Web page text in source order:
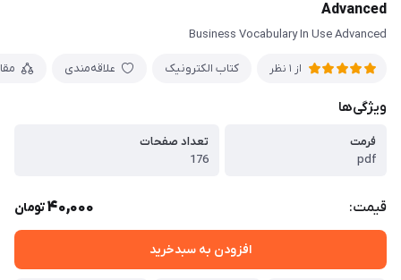
Advanced
Business Vocabulary In Use Advanced
از 1 نظر کتاب الکترونیک علاقه‌مندی
ویژگی‌ها
فرمت
pdf
تعداد صفحات
176
قیمت: 40,000تومان
افزودن به سبدخرید